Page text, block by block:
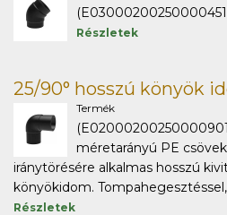
Részletek
25/90° hosszú könyök
Termék
méretarányú PE
iránytörésére alkalmas hosszú
könyökidom.
Részletek